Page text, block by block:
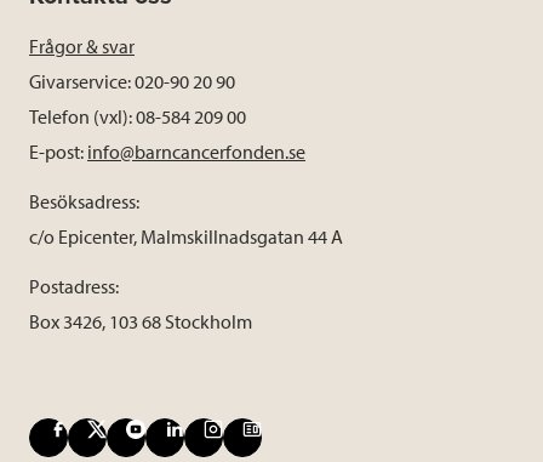
Frågor & svar
Givarservice: 020-90 20 90
Telefon (vxl): 08-584 209 00
E-post: info@barncancerfonden.se
Besöksadress:
c/o Epicenter, Malmskillnadsgatan 44 A
Postadress:
Box 3426, 103 68 Stockholm
F
X
Y
L
I
B